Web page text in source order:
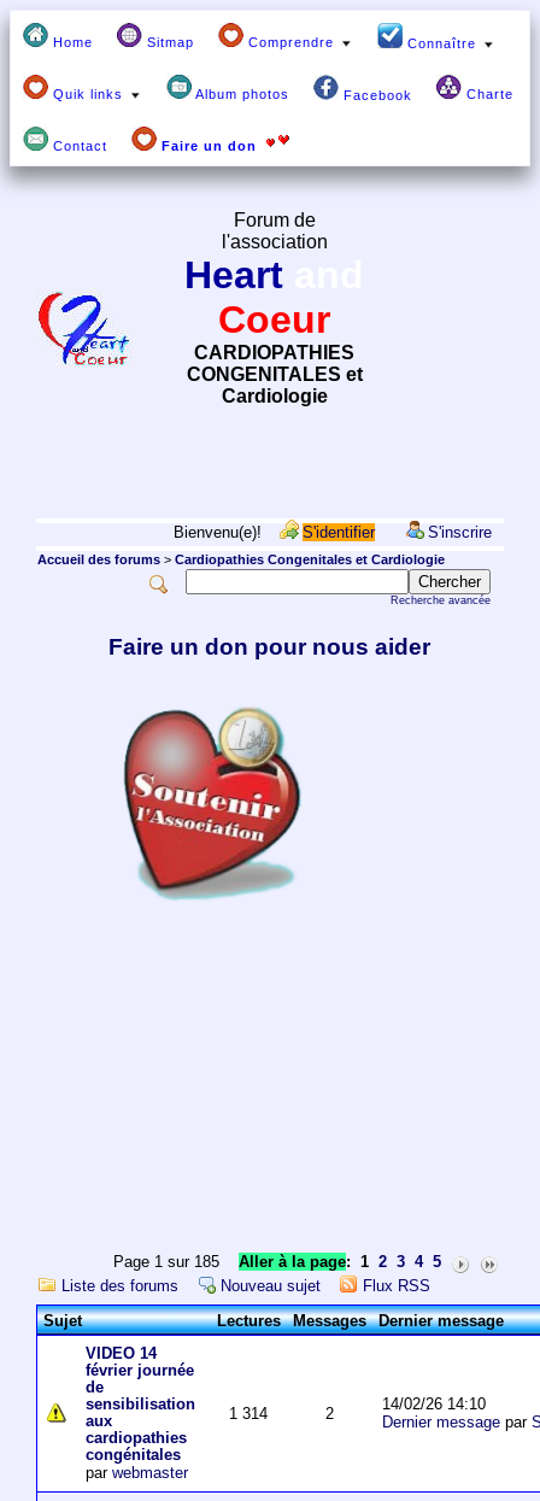
Home Sitmap Comprendre Connaître
Quik links Album photos Facebook Charte
Contact Faire un don
Forum de
l'association
Heart
Coeur
CARDIOPATHIES
CONGENITALES et
Cardiologie
Bienvenu(e)! S'identifier S'inscrire
Accueil des forums> Cardiopathies Congenitales et Cardiologie
Recherche avancée
Faire un don pour nous aider
Page 1 sur 185Aller à la page: 1 2 3 4 5
Liste des forums
Nouveau sujet
Flux RSS
Sujet
Lectures Messages Dernier message
VIDEO 14
février journée
de
sensibilisation
aux
cardiopathies
congénitales
par webmaster
1 314 2
14/02/26 14:10
Dernier messagepar